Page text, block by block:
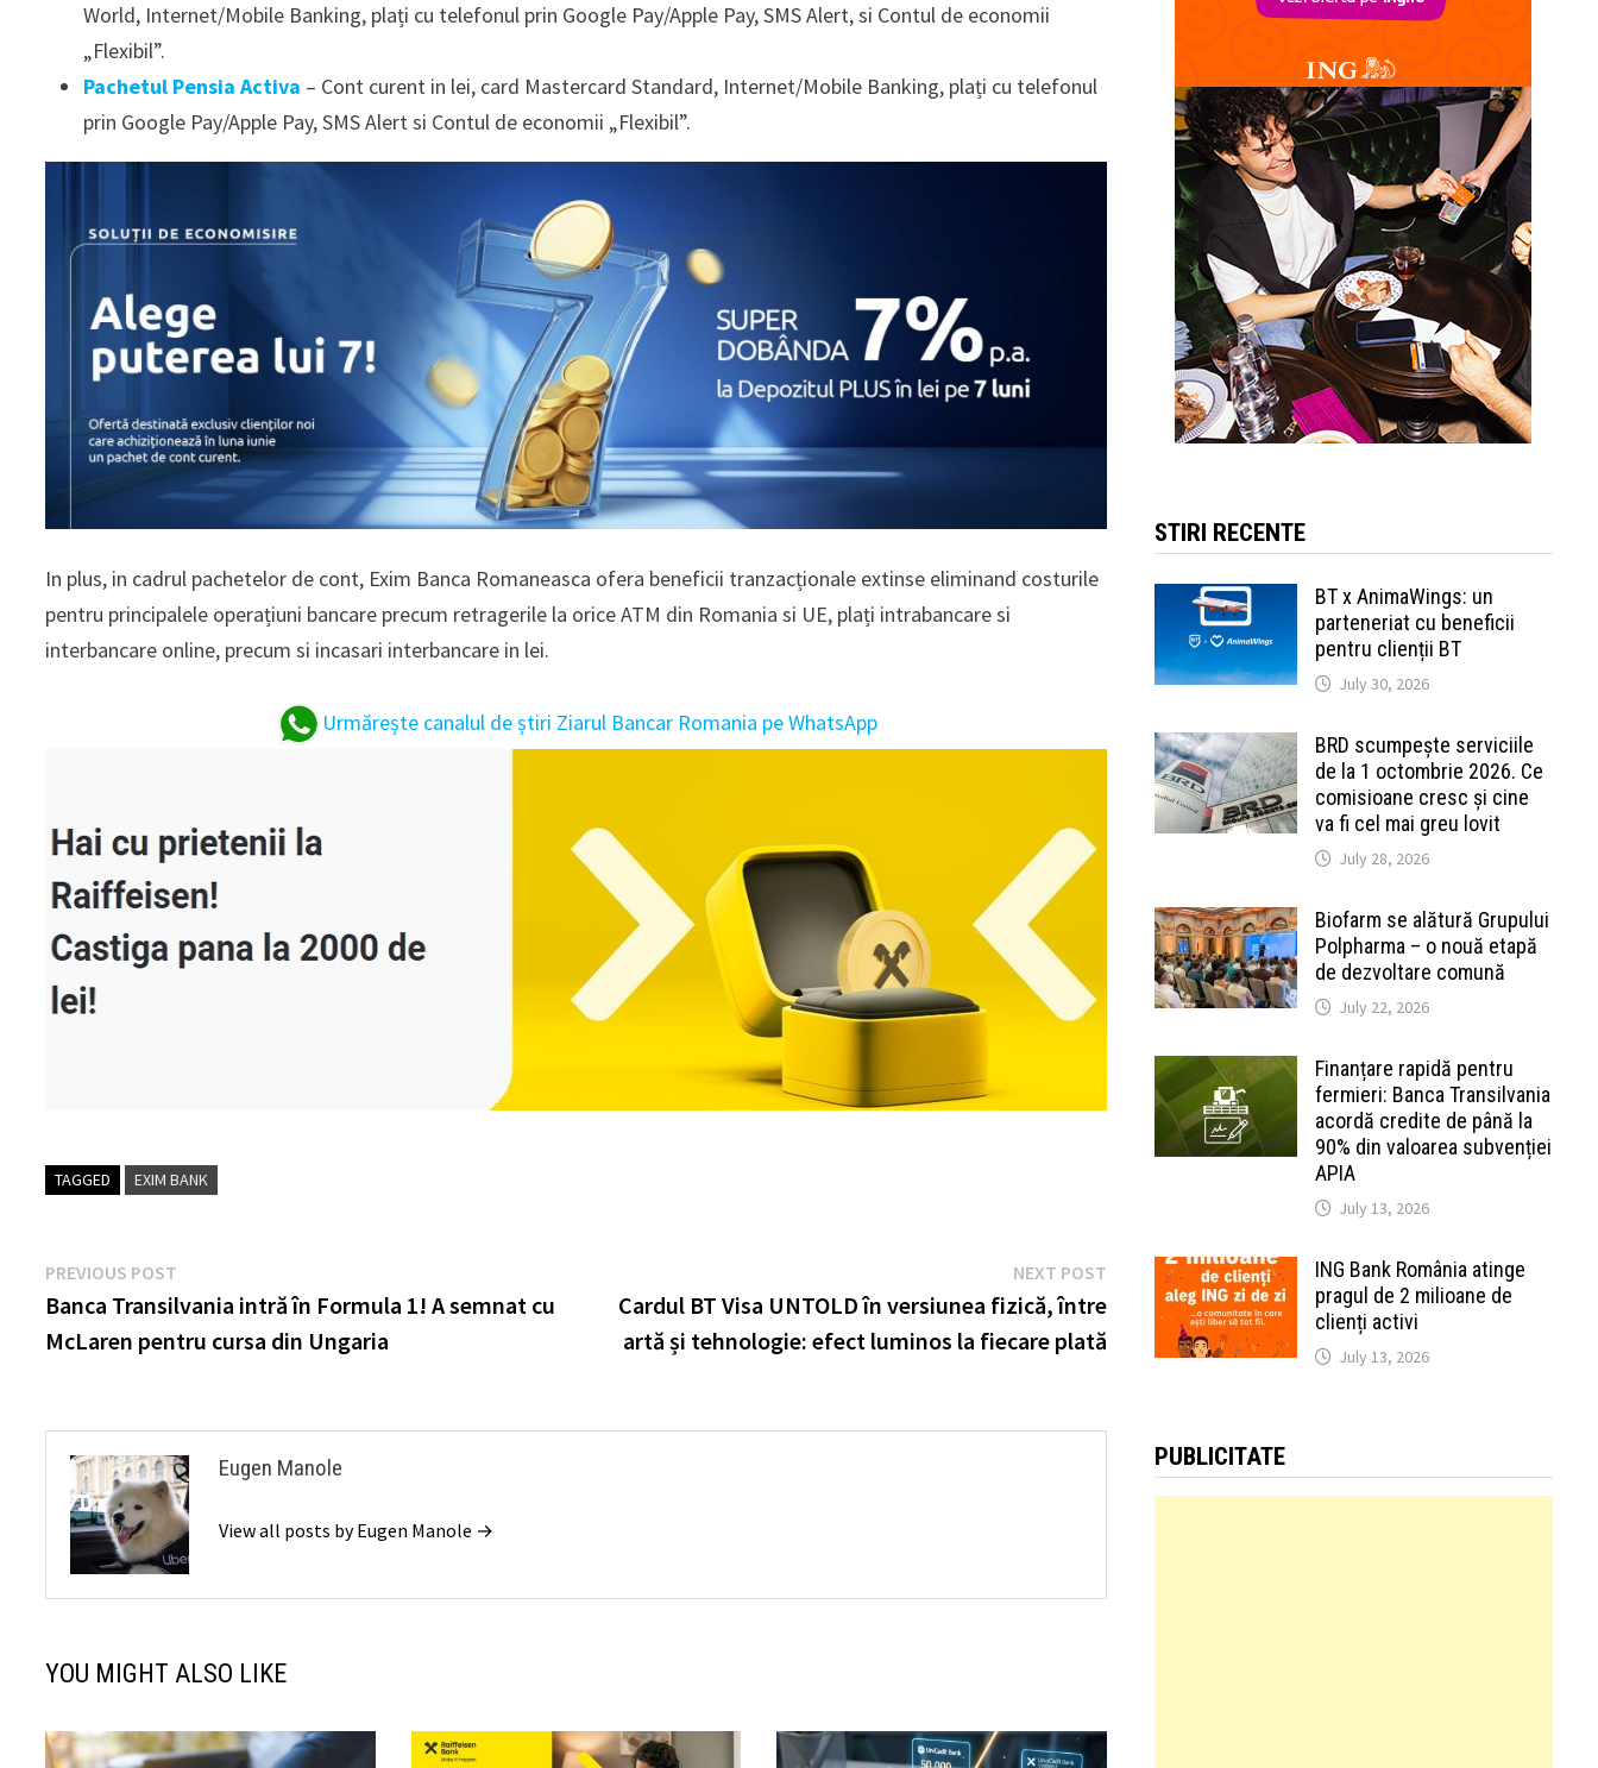
World, Internet/Mobile Banking, plați cu telefonul prin Google Pay/Apple Pay, SMS Alert, si Contul de economii
„Flexibil”.
Pachetul Pensia Activa – Cont curent in lei, card Mastercard Standard, Internet/Mobile Banking, plați cu telefonul
prin Google Pay/Apple Pay, SMS Alert si Contul de economii „Flexibil”.
In plus, in cadrul pachetelor de cont, Exim Banca Romaneasca ofera beneficii tranzacționale extinse eliminand costurile
pentru principalele operațiuni bancare precum retragerile la orice ATM din Romania si UE, plați intrabancare si
interbancare online, precum si incasari interbancare in lei.
Urmărește canalul de știri Ziarul Bancar Romania pe WhatsApp
TAGGED EXIM BANK
Post
navigation
PREVIOUS POST
post:
Banca Transilvania intră în Formula 1! A semnat cu
McLaren pentru cursa din Ungaria
NEXT POSTNext
post:
Cardul BT Visa UNTOLD în versiunea fizică, între
artă și tehnologie: efect luminos la fiecare plată
Eugen Manole
View all posts by Eugen Manole →
YOU MIGHT ALSO LIKE
STIRI RECENTE
BT x AnimaWings: un
parteneriat cu beneficii
pentru clienții BT
July 30, 2026
BRD scumpește serviciile
de la 1 octombrie 2026. Ce
comisioane cresc și cine
va fi cel mai greu lovit
July 28, 2026
Biofarm se alătură Grupului
Polpharma – o nouă etapă
de dezvoltare comună
July 22, 2026
Finanțare rapidă pentru
fermieri: Banca Transilvania
acordă credite de până la
90% din valoarea subvenției
APIA
July 13, 2026
ING Bank România atinge
pragul de 2 milioane de
clienți activi
July 13, 2026
PUBLICITATE